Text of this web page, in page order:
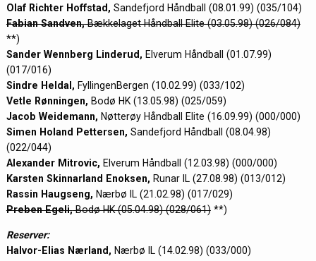
Olaf Richter Hoffstad, Sandefjord Håndball (08.01.99) (035/104)
Fabian Sandven,Bækkelaget Håndball Elite (03.05.98) (026/084)
**)
Sander Wennberg Linderud, Elverum Håndball (01.07.99)
(017/016)
Sindre Heldal, FyllingenBergen (10.02.99) (033/102)
Vetle Rønningen, Bodø HK (13.05.98) (025/059)
Jacob Weidemann, Nøtterøy Håndball Elite (16.09.99) (000/000)
Simen Holand Pettersen, Sandefjord Håndball (08.04.98)
(022/044)
Alexander Mitrovic, Elverum Håndball (12.03.98) (000/000)
Karsten Skinnarland Enoksen, Runar IL (27.08.98) (013/012)
Rassin Haugseng, Nærbø IL (21.02.98) (017/029)
Preben Egeli,Bodø HK (05.04.98) (028/061)**)
Reserver:
Halvor-Elias Nærland, Nærbø IL (14.02.98) (033/000)